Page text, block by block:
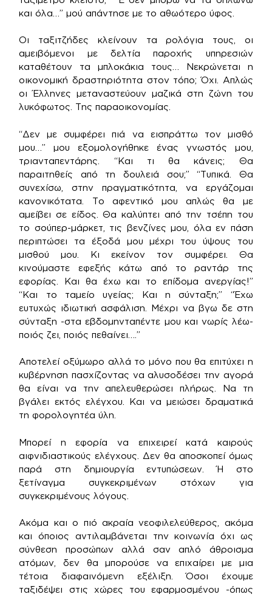
και όλα…” μού απάντησε με το αθωότερο ύφος.
Οι ταξιτζήδες κλείνουν τα ρολόγια τους, οι
αμειβόμενοι με δελτία παροχής υπηρεσιών
καταθέτουν τα μπλοκάκια τους… Νεκρώνεται η
οικονομική δραστηριότητα στον τόπο; Όχι. Απλώς
οι Έλληνες μεταναστεύουν μαζικά στη ζώνη του
λυκόφωτος. Της παραοικονομίας.
“Δεν με συμφέρει πιά να εισπράττω τον μισθό
μου…” μου εξομολογήθηκε ένας γνωστός μου,
τριανταπεντάρης. “Και τι θα κάνεις; Θα
παραιτηθείς από τη δουλειά σου;” “Τυπικά. Θα
συνεχίσω, στην πραγματικότητα, να εργάζομαι
κανονικότατα. Το αφεντικό μου απλώς θα με
αμείβει σε είδος. Θα καλύπτει από την τσέπη του
το σούπερ-μάρκετ, τις βενζίνες μου, όλα εν πάση
περιπτώσει τα έξοδά μου μέχρι του ύψους του
μισθού μου. Κι εκείνον τον συμφέρει. Θα
κινούμαστε εφεξής κάτω από το ραντάρ της
εφορίας. Και θα έχω και το επίδομα ανεργίας!”
“Και το ταμείο υγείας; Και η σύνταξη;” “Έχω
ευτυχώς ιδιωτική ασφάλιση. Μέχρι να βγω δε στη
σύνταξη -στα εβδομηνταπέντε μου και νωρίς λέω-
ποιός ζει, ποιός πεθαίνει….”
Αποτελεί οξύμωρο αλλά το μόνο που θα επιτύχει η
κυβέρνηση πασχίζοντας να αλυσοδέσει την αγορά
θα είναι να την απελευθερώσει πλήρως. Να τη
βγάλει εκτός ελέγχου. Και να μειώσει δραματικά
τη φορολογητέα ύλη.
Μπορεί η εφορία να επιχειρεί κατά καιρούς
αιφνιδιαστικούς ελέγχους. Δεν θα αποσκοπεί όμως
παρά στη δημιουργία εντυπώσεων. Ή στο
ξετίναγμα συγκεκριμένων στόχων για
συγκεκριμένους λόγους.
Ακόμα και ο πιό ακραία νεοφιλελεύθερος, ακόμα
και όποιος αντιλαμβάνεται την κοινωνία όχι ως
σύνθεση προσώπων αλλά σαν απλό άθροισμα
ατόμων, δεν θα μπορούσε να επιχαίρει με μια
τέτοια διαφαινόμενη εξέλιξη. Όσοι έχουμε
ταξιδέψει στις χώρες του εφαρμοσμένου -όπως